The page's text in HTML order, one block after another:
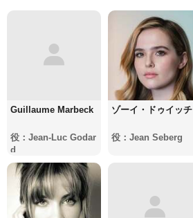
Guillaume Marbeck
役：Jean-Luc Godar
d
ゾーイ・ドゥイッチ
役：Jean Seberg